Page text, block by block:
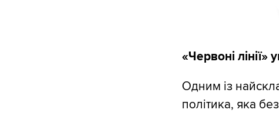
«Червоні лінії»
Одним із
політика, яка